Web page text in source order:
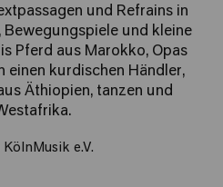
und Refrains in
Bewegungspiele und kleine
Pferd aus Marokko, Opas
einen kurdischen Händler,
Äthiopien, tanzen und
e.V.